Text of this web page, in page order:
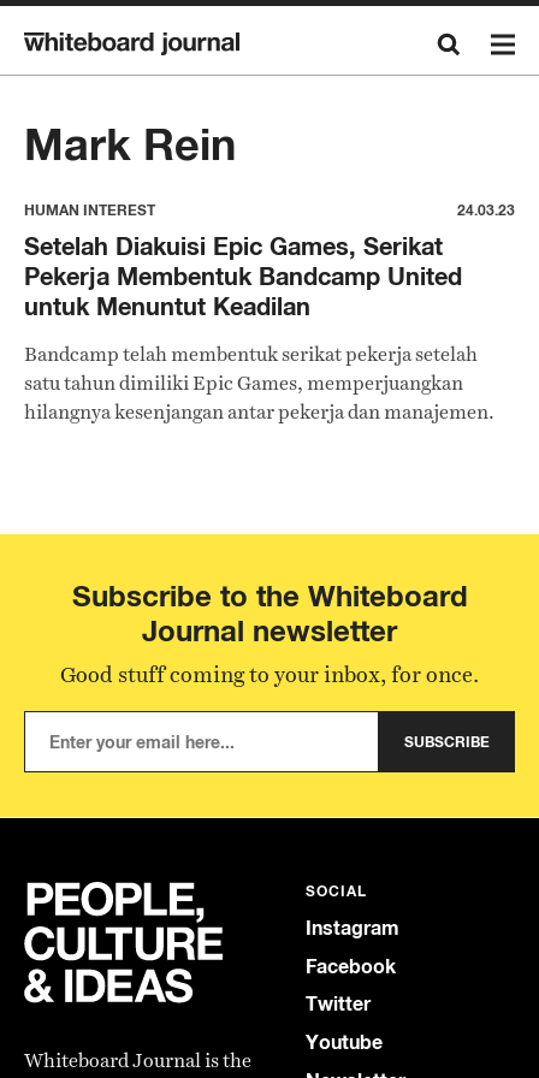
Mark Rein
HUMAN INTEREST 24.03.23
Setelah Diakuisi Epic Games, Serikat
Pekerja Membentuk Bandcamp United
untuk Menuntut Keadilan
Bandcamp telah membentuk serikat pekerja setelah
satu tahun dimiliki Epic Games, memperjuangkan
hilangnya kesenjangan antar pekerja dan manajemen.
Subscribe to the Whiteboard
Journal newsletter
Good stuff coming to your inbox, for once.
SUBSCRIBE
Whiteboard Journal is the
SOCIAL
Instagram
Facebook
Twitter
Youtube